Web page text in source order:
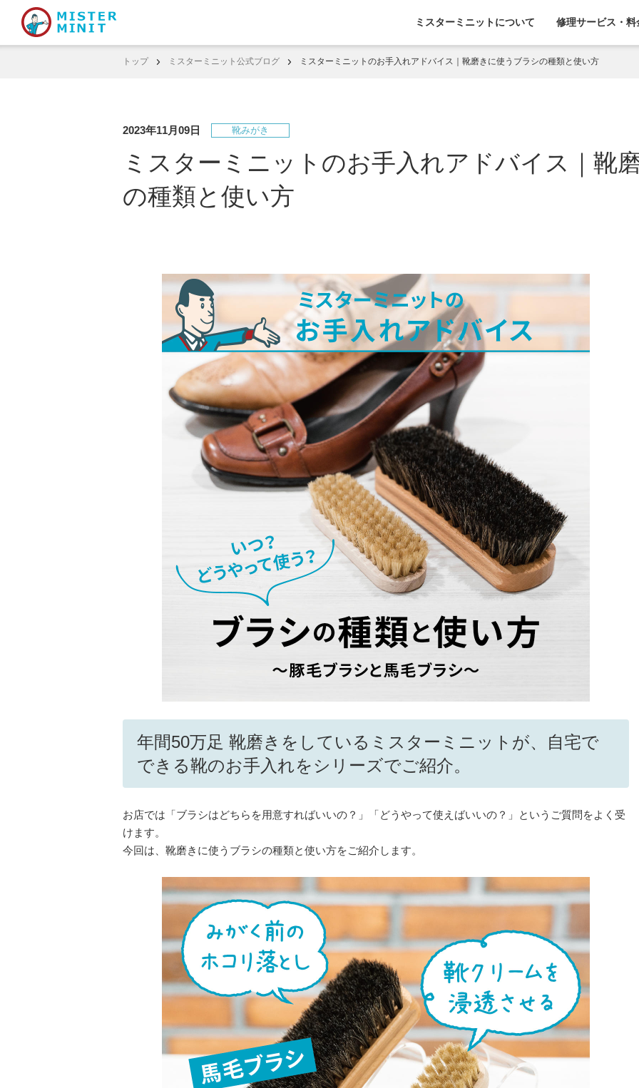
ミスターミニットについて 修理サービス・料
トップ ミスターミニット公式ブログ ミスターミニットのお手入れアドバイス｜靴磨きに使うブラシの種類と使い方
2023年11月09日 靴みがき
ミスターミニットのお手入れアドバイス｜靴
の種類と使い方
年間50万足 靴磨きをしているミスターミニットが、自宅で
できる靴のお手入れをシリーズでご紹介。
お店では「ブラシはどちらを用意すればいいの？」「どうやって使えばいいの？」というご質問をよく受
けます。
今回は、靴磨きに使うブラシの種類と使い方をご紹介します。